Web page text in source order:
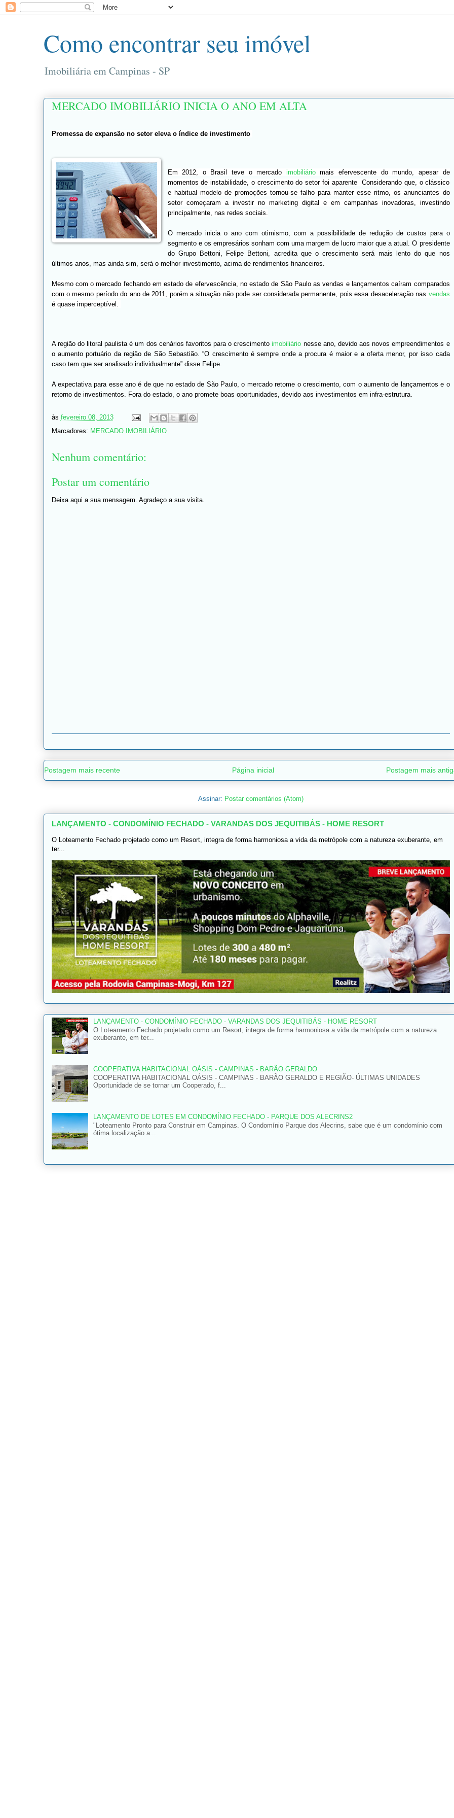
Como encontrar seu imóvel
Imobiliária em Campinas - SP
MERCADO IMOBILIÁRIO INICIA O ANO EM ALTA
Promessa de expansão no setor eleva o índice de investimento
Em 2012, o Brasil teve o mercado imobiliáriomais efervescente do mundo, apesar de
momentos de instabilidade, o crescimento do setor foi aparente Considerando que, o clássico
e habitual modelo de promoções tornou-se falho para manter esse ritmo, os anunciantes do
setor começaram a investir no marketing digital e em campanhas inovadoras, investindo
principalmente, nas redes sociais.
O mercado inicia o ano com otimismo, com a possibilidade de redução de custos para o
segmento e os empresários sonham com uma margem de lucro maior que a atual. O presidente
do Grupo Bettoni, Felipe Bettoni, acredita que o crescimento será mais lento do que nos
últimos anos, mas ainda sim, será o melhor investimento, acima de rendimentos financeiros.
Mesmo com o mercado fechando em estado de efervescência, no estado de São Paulo as vendas e lançamentos caíram comparados
com o mesmo período do ano de 2011, porém a situação não pode ser considerada permanente, pois essa desaceleração nas vendas
é quase imperceptível.
A região do litoral paulista é um dos cenários favoritos para o crescimentoimobiliário nesse ano, devido aos novos empreendimentos e
o aumento portuário da região de São Sebastião. “O crescimento é sempre onde a procura é maior e a oferta menor, por isso cada
caso tem que ser analisado individualmente” disse Felipe.
A expectativa para esse ano é de que no estado de São Paulo, o mercado retome o crescimento, com o aumento de lançamentos e o
retorno de investimentos. Fora do estado, o ano promete boas oportunidades, devido aos investimentos em infra-estrutura.
às fevereiro 08, 2013
Marcadores: MERCADO IMOBILIÁRIO
Nenhum comentário:
Postar um comentário
Deixa aqui a sua mensagem. Agradeço a sua visita.
Postagem mais recente Postagem mais
Página inicial
Assinar: Postar comentários (Atom)
LANÇAMENTO - CONDOMÍNIO FECHADO - VARANDAS DOS JEQUITIBÁS - HOME RESORT
O Loteamento Fechado projetado como um Resort, integra de forma harmoniosa a vida da metrópole com a natureza exuberante, em
ter...
LANÇAMENTO - CONDOMÍNIO FECHADO - VARANDAS DOS JEQUITIBÁS - HOME RESORT
O Loteamento Fechado projetado como um Resort, integra de forma harmoniosa a vida da metrópole com a natureza
exuberante, em ter...
COOPERATIVA HABITACIONAL OÁSIS - CAMPINAS - BARÃO GERALDO
COOPERATIVA HABITACIONAL OÁSIS - CAMPINAS - BARÃO GERALDO E REGIÃO- ÚLTIMAS UNIDADES
Oportunidade de se tornar um Cooperado, f...
LANÇAMENTO DE LOTES EM CONDOMÍNIO FECHADO - PARQUE DOS ALECRINS2
"Loteamento Pronto para Construir em Campinas. O Condomínio Parque dos Alecrins, sabe que é um condomínio com
ótima localização a...